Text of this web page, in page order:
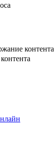
контента